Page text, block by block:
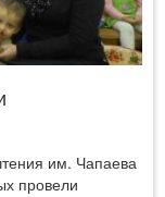
им. Чапаева
провели